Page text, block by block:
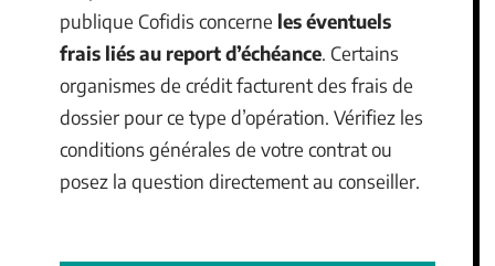
publique Cofidis concerne les éventuels
frais liés au report d’échéance. Certains
organismes de crédit facturent des frais de
dossier pour ce type d’opération. Vérifiez les
conditions générales de votre contrat ou
posez la question directement au conseiller.